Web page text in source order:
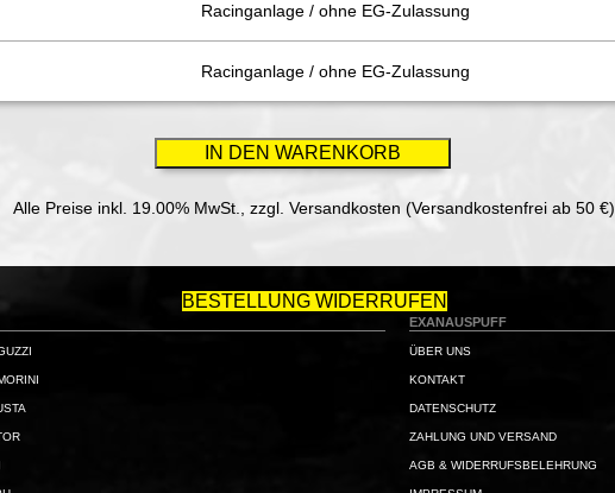
Racinganlage / ohne EG-Zulassung
Racinganlage / ohne EG-Zulassung
Alle Preise inkl. 19.00% MwSt., zzgl. Versandkosten (Versandkostenfrei ab 50 €)
BESTELLUNG WIDERRUFEN
EXANAUSPUFF
ÜBER UNS
KONTAKT
DATENSCHUTZ
ZAHLUNG UND VERSAND
AGB & WIDERRUFSBELEHRUNG